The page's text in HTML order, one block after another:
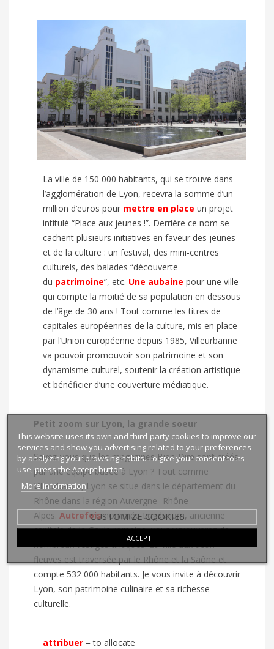
La ville de 150 000 habitants, qui se trouve dans
l’agglomération de Lyon, recevra la somme d’un
million d’euros pour mettre en place un projet
intitulé “Place aux jeunes !”. Derrière ce nom se
cachent plusieurs initiatives en faveur des jeunes
et de la culture : un festival, des mini-centres
culturels, des balades “découverte
du patrimoine”, etc. Une aubaine pour une ville
qui compte la moitié de sa population en dessous
de l’âge de 30 ans ! Tout comme les titres de
capitales européennes de la culture, mis en place
par l’Union européenne depuis 1985, Villeurbanne
va pouvoir promouvoir son patrimoine et son
dynamisme culturel, soutenir la création artistique
et bénéficier d’une couverture médiatique.
Petit zoom sur Lyon, la grande soeur
Savez-vous que les magazines Bien-Dire sont créés
par une équipe basée à Lyon ? Tout comme
Villeurbanne, Lyon se situe dans le département du
Rhône dans la région Auvergne- Rhône-
Alpes. Autrefois nommée Lugdunum, ancienne
capitale de la Gaule romaine, vous y trouverez de
nombreux vestiges antiques. La ville aux deux
fleuves est traversée par le Rhône et la Saône et
compte 532 000 habitants. Je vous invite à découvrir
Lyon, son patrimoine culinaire et sa richesse
culturelle.
attribuer = to allocate
This website uses its own and third-party cookies to improve our
services and show you advertising related to your preferences
by analyzing your browsing habits. To give your consent to its
use, press the Accept button.
More information
CUSTOMIZE COOKIES
I ACCEPT